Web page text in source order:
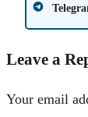
Leave a
Your email